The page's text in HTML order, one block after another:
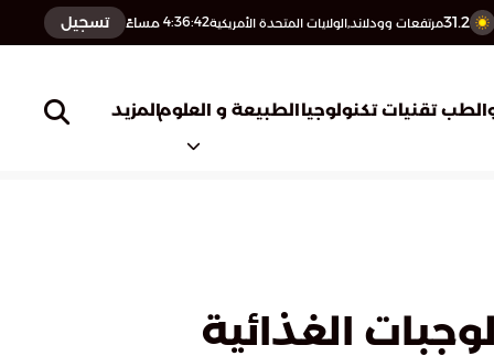
31.2مرتفعات وودلاند,الولايات المتحدة الأمريكية4:36:43 مساءً تسجيل
تقنيات تكنولوجياالطبيعة و العلومالمزيد
الغذائية